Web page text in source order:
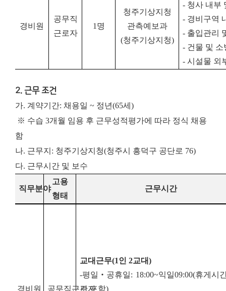
경비원
공무직
근로자
1 명
청주기상지청
관측예보과
(청주기상지청)
- 청사 내부
- 경비구역
- 출입관리
- 건물 및
- 시설물 외
2. 근무 조건
가. 계약기간: 채용일 ~ 정년(65세)
※ 수습 3개월 임용 후 근무성적평가에 따라 정식 채용
함
나. 근무지: 청주기상지청(청주시 흥덕구 공단로 76)
다. 근무시간 및 보수
직무분야
고용
형태
근무시간
경비원 공무직근로자
교대근무(1인 2교대)
-평일 ‧ 공휴일: 18:00~익일09:00(휴게시
간 포함)